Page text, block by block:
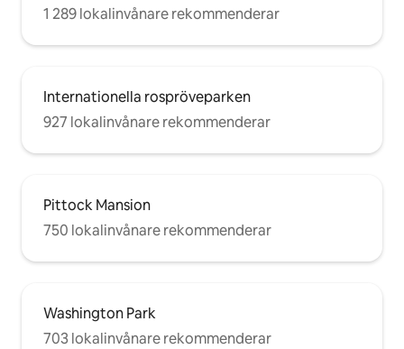
1 289 lokalinvånare rekommenderar
Internationella rospröveparken
927 lokalinvånare rekommenderar
Pittock Mansion
750 lokalinvånare rekommenderar
Washington Park
703 lokalinvånare rekommenderar